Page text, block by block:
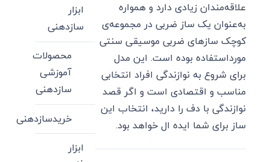
علاقه‌مندان زیادی دارد و همواره
به‌عنوان یک ساز ضربی در مجموعه‌ی
کوچک سازهای ضربی موسیقی سنتی
مورداستفاده بوده است. این مدل
برای شروع به نوازندگی افراد انتخابی
مناسب و اقتصادی است و اگر قصد
نوازندگی با دف را دارید، انتخاب این
ساز برای شما ایده ال خواهد بود.
ابزار
سازدهنی
محصولات
آموزشی
سازدهنی
خریدسازدهنی
ابزار